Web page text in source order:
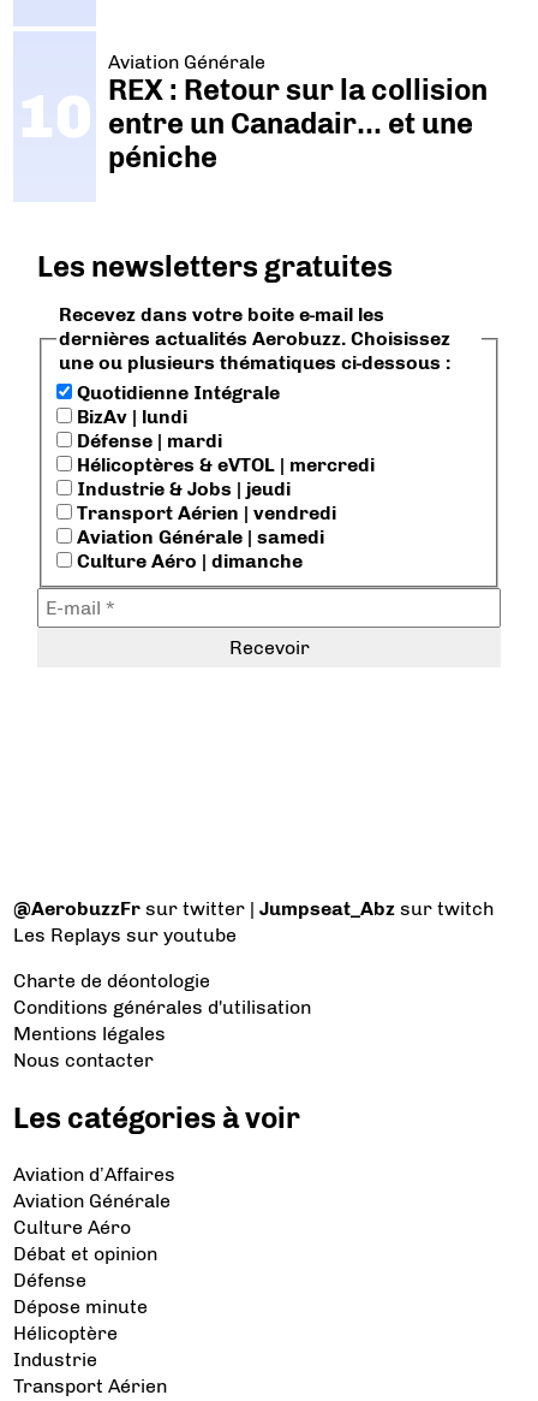
Aviation Générale
REX : Retour sur la collision
entre un Canadair… et une
péniche
Les newsletters gratuites
Recevez dans votre boite e-mail les
dernières actualités Aerobuzz. Choisissez
une ou plusieurs thématiques ci-dessous :
Quotidienne Intégrale
BizAv | lundi
Défense | mardi
Hélicoptères & eVTOL | mercredi
Industrie & Jobs | jeudi
Transport Aérien | vendredi
Aviation Générale | samedi
Culture Aéro | dimanche
@AerobuzzFr sur twitter |Jumpseat_Abz sur twitch
Les Replays sur youtube
Charte de déontologie
Conditions générales d'utilisation
Mentions légales
Nous contacter
Les catégories à voir
Aviation d’Affaires
Aviation Générale
Culture Aéro
Débat et opinion
Défense
Dépose minute
Hélicoptère
Industrie
Transport Aérien